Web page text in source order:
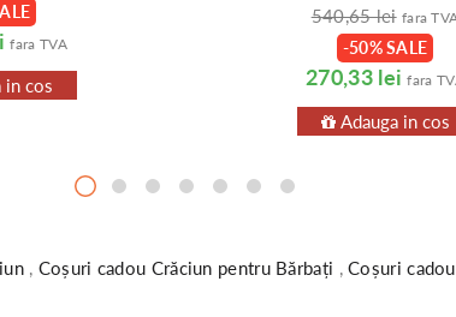
fara TVA
in cos
540,65 lei fara
-50% SALE
270,33 lei fara
Adauga in cos
, Coșuri cadou Crăciun pentru Bărbați ,Coșuri